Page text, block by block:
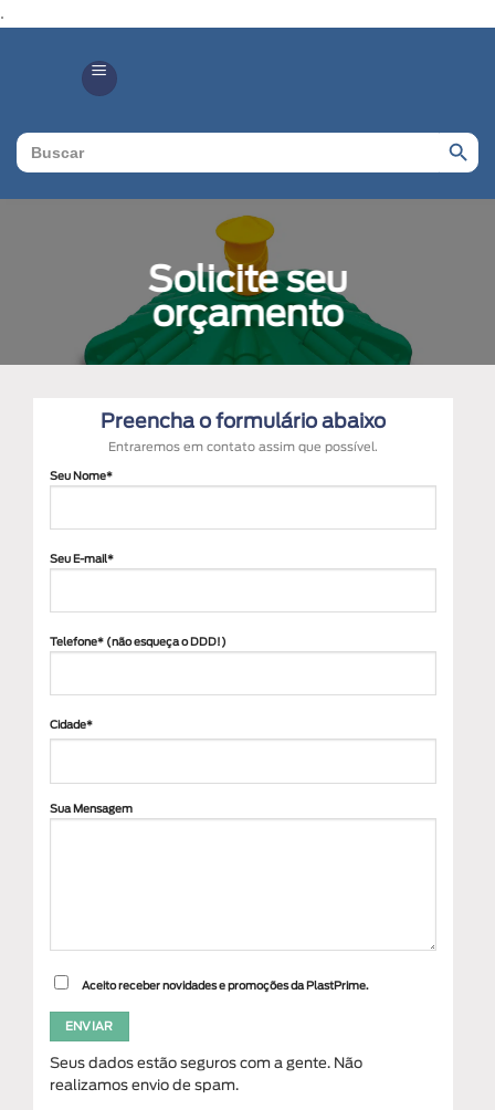
.
Search
for:
Search
Solicite seu
orçamento
Preencha o formulário abaixo
Entraremos em contato assim que possível.
Seu Nome*
Seu E-mail*
Telefone* (não esqueça o DDD!)
Cidade*
Sua Mensagem
Aceito receber novidades e promoções da PlastPrime.
Seus dados estão seguros com a gente. Não
realizamos envio de spam.